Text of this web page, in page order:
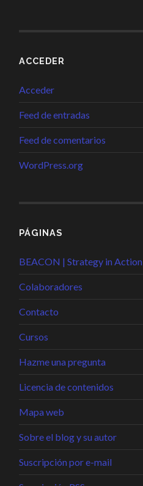
ACCEDER
Acceder
Feed de entradas
Feed de comentarios
WordPress.org
PÁGINAS
BEACON | Strategy in Action
Colaboradores
Contacto
Cursos
Hazme una pregunta
Licencia de contenidos
Mapa web
Sobre el blog y su autor
Suscripción por e-mail